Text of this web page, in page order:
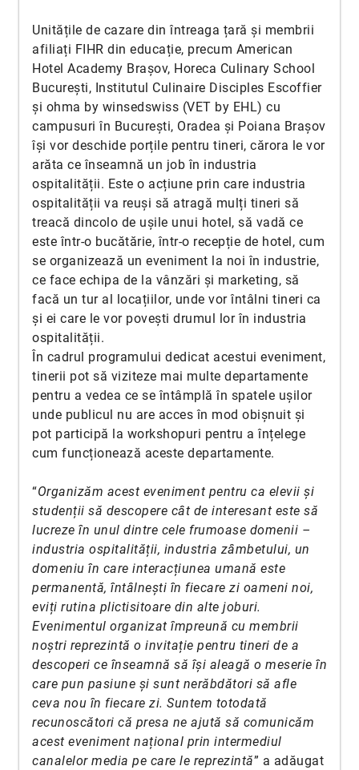
Unitățile de cazare din întreaga țară și membrii
afiliați FIHR din educație, precum American
Hotel Academy Brașov, Horeca Culinary School
București, Institutul Culinaire Disciples Escoffier
și ohma by winsedswiss (VET by EHL) cu
campusuri în București, Oradea și Poiana Brașov
își vor deschide porțile pentru tineri, cărora le vor
arăta ce înseamnă un job în industria
ospitalității. Este o acțiune prin care industria
ospitalității va reuși să atragă mulți tineri să
treacă dincolo de ușile unui hotel, să vadă ce
este într-o bucătărie, într-o recepție de hotel, cum
se organizează un eveniment la noi în industrie,
ce face echipa de la vânzări și marketing, să
facă un tur al locațiilor, unde vor întâlni tineri ca
și ei care le vor povești drumul lor în industria
ospitalității.
În cadrul programului dedicat acestui eveniment,
tinerii pot să viziteze mai multe departamente
pentru a vedea ce se întâmplă în spatele ușilor
unde publicul nu are acces în mod obișnuit și
pot participă la workshopuri pentru a înțelege
cum funcționează aceste departamente.
“Organizăm acest eveniment pentru ca elevii și
studenții să descopere cât de interesant este să
lucreze în unul dintre cele frumoase domenii –
industria ospitalității, industria zâmbetului, un
domeniu în care interacțiunea umană este
permanentă, întâlnești în fiecare zi oameni noi,
eviți rutina plictisitoare din alte joburi.
Evenimentul organizat împreună cu membrii
noștri reprezintă o invitație pentru tineri de a
descoperi ce înseamnă să își aleagă o meserie în
care pun pasiune și sunt nerăbdători să afle
ceva nou în fiecare zi. Suntem totodată
recunoscători că presa ne ajută să comunicăm
acest eveniment național prin intermediul
canalelor media pe care le reprezintă” a adăugat